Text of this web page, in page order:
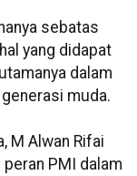
sebatas
yang didapat
dalam
muda.
M Alwan Rifai
PMI dalam